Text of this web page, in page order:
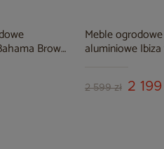
Brown
Meble ogrodowe
aluminiowe Ibiza
2 599 zł 2 199